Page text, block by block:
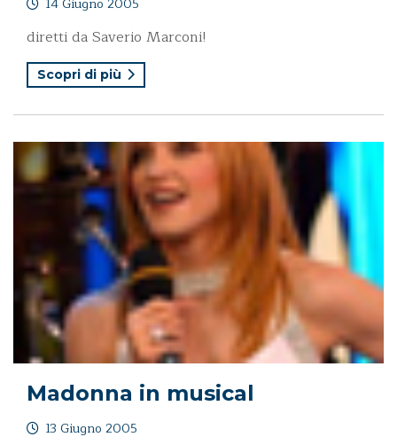
diretti da Saverio Marconi!
Scopri di più
Madonna in musical
13 Giugno 2005